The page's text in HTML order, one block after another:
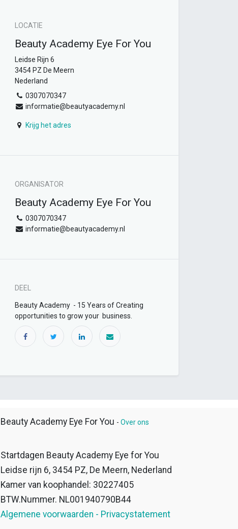
LOCATIE
Beauty Academy Eye For You
Leidse Rijn 6
3454 PZ De Meern
Nederland
0307070347
informatie@beautyacademy.nl
Krijg het adres
ORGANISATOR
Beauty Academy Eye For You
0307070347
informatie@beautyacademy.nl
DEEL
Beauty Academy - 15 Years of Creating
opportunities to grow your business.
Beauty Academy Eye For You - Over ons
Startdagen Beauty Academy Eye for You
Leidse rijn 6, 3454 PZ, De Meern, Nederland
Kamer van koophandel: 30227405
BTW.Nummer. NL001940790B44
Algemene voorwaarden - Privacystatement